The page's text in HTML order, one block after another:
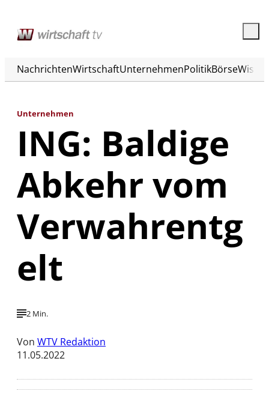
NachrichtenWirtschaftUnternehmenPolitikBörse
Unternehmen
ING: Baldige
Abkehr vom
Verwahrentg
elt
2 Min.
Von WTV Redaktion
11.05.2022